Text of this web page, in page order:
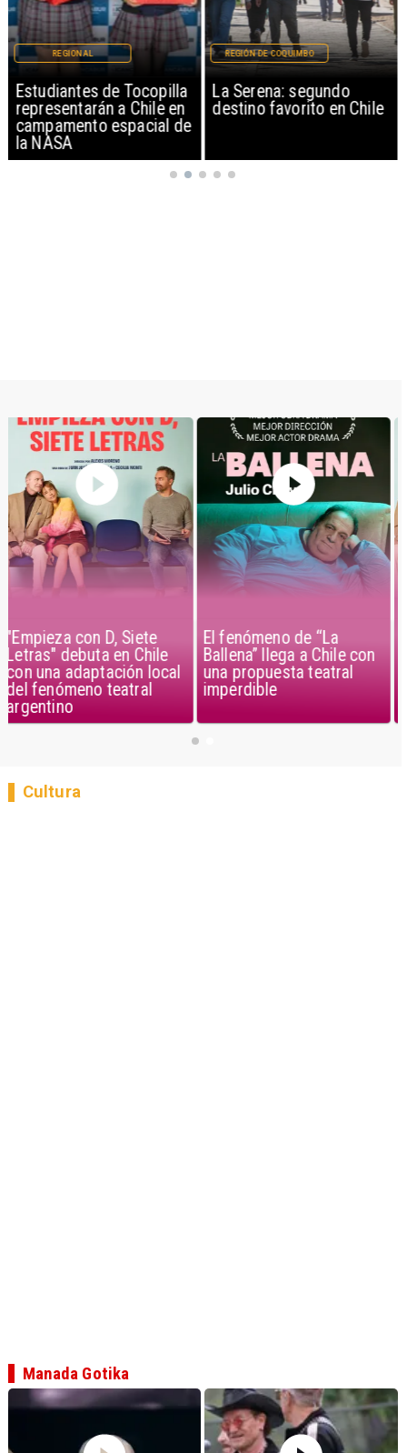
Estudiantes de Tocopilla
representarán a Chile en
campamento espacial de
la NASA
REGIONAL
La Serena: segundo
destino favorito en Chile
REGIÓN DE COQUIMBO
El fenómeno de “La
Ballena” llega a Chile con
una propuesta teatral
imperdible
"Empieza con D, Siete
Letras" debuta en Chile
con una adaptación local
del fenómeno teatral
Cultura
Manada Gotika